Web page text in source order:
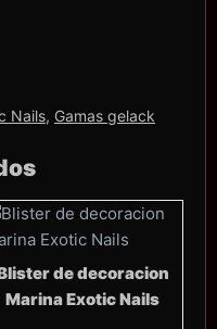
Nails, Gamas gelack
de decoracion
Marina Exotic Nails